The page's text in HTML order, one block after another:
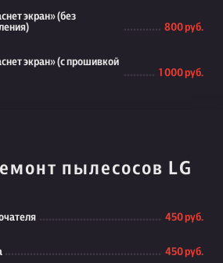
экран» (без
800 руб.
экран» (с прошивкой
1 000 руб.
пылесосов LG
450 руб.
450 руб.